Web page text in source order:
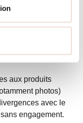
pour des
par l’acheteur
aux produits
photos)
avec le
engagement.